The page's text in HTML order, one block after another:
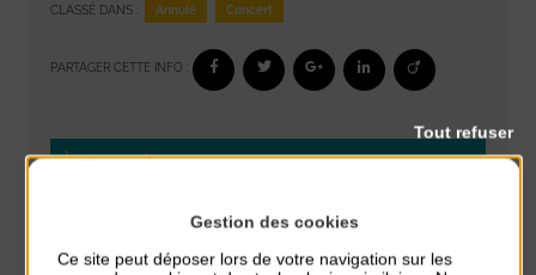
CLASSÉ DANS : Annulé Concert
PARTAGER CETTE INFO :
À noter aussi
Glisse & Environnement
Place du Général de Gaulle
Gestion des cookies
Ce site peut déposer lors de votre navigation sur les
Tout refuser